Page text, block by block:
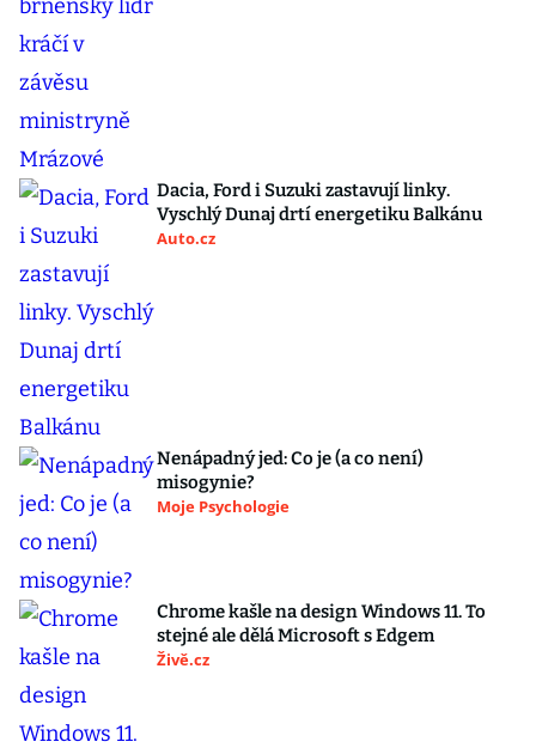
Dacia, Ford i Suzuki zastavují linky.
Vyschlý Dunaj drtí energetiku Balkánu
Auto.cz
Nenápadný jed: Co je (a co není)
misogynie?
Moje Psychologie
Chrome kašle na design Windows 11. To
stejné ale dělá Microsoft s Edgem
Živě.cz